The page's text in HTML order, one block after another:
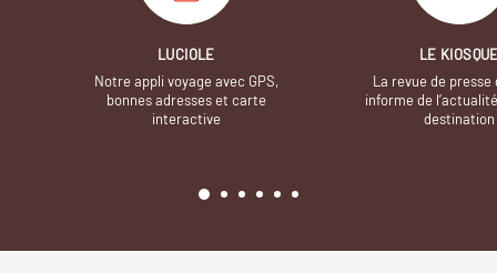
LUCIOLE
Notre appli voyage avec GPS,
bonnes adresses et carte
interactive
LE
La revue de presse
informe de
destination